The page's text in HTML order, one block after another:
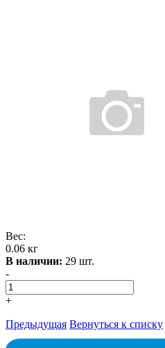
Вес:
0.06 кг
В наличии: 29 шт.
-
+
Предыдущая Вернуться к списку